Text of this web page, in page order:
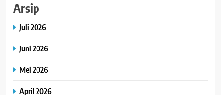
Arsip
Juli 2026
Juni 2026
Mei 2026
April 2026